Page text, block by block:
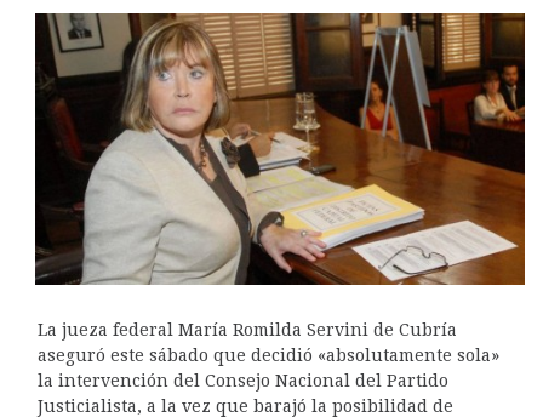
La jueza federal María Romilda Servini de Cubría
aseguró este sábado que decidió «absolutamente sola»
la intervención del Consejo Nacional del Partido
Justicialista, a la vez que barajó la posibilidad de